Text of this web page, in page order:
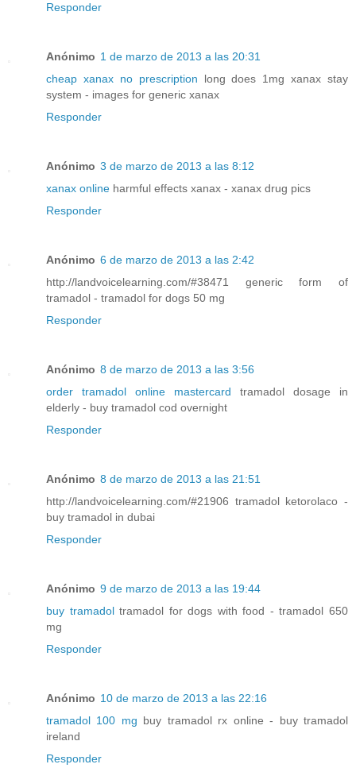
Responder
Anónimo 1 de marzo de 2013 a las 20:31
cheap xanax no prescription long does 1mg xanax stay
system - images for generic xanax
Responder
Anónimo 3 de marzo de 2013 a las 8:12
xanax online harmful effects xanax - xanax drug pics
Responder
Anónimo 6 de marzo de 2013 a las 2:42
http://landvoicelearning.com/#38471 generic form of
tramadol - tramadol for dogs 50 mg
Responder
Anónimo 8 de marzo de 2013 a las 3:56
order tramadol online mastercard tramadol dosage in
elderly - buy tramadol cod overnight
Responder
Anónimo 8 de marzo de 2013 a las 21:51
http://landvoicelearning.com/#21906 tramadol ketorolaco -
buy tramadol in dubai
Responder
Anónimo 9 de marzo de 2013 a las 19:44
buy tramadoltramadol for dogs with food - tramadol 650
mg
Responder
Anónimo 10 de marzo de 2013 a las 22:16
tramadol 100 mg buy tramadol rx online - buy tramadol
ireland
Responder